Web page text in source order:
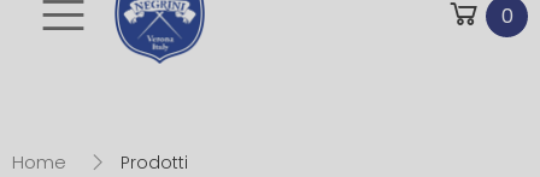
Toggle mobile 0
Home Prodotti